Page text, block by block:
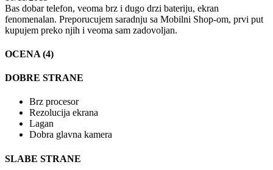
Bas dobar telefon, veoma brz i dugo drzi bateriju, ekran
fenomenalan. Preporucujem saradnju sa Mobilni Shop-om, prvi put
kupujem preko njih i veoma sam zadovoljan.
OCENA (4)
DOBRE STRANE
Brz procesor
Rezolucija ekrana
Lagan
Dobra glavna kamera
SLABE STRANE